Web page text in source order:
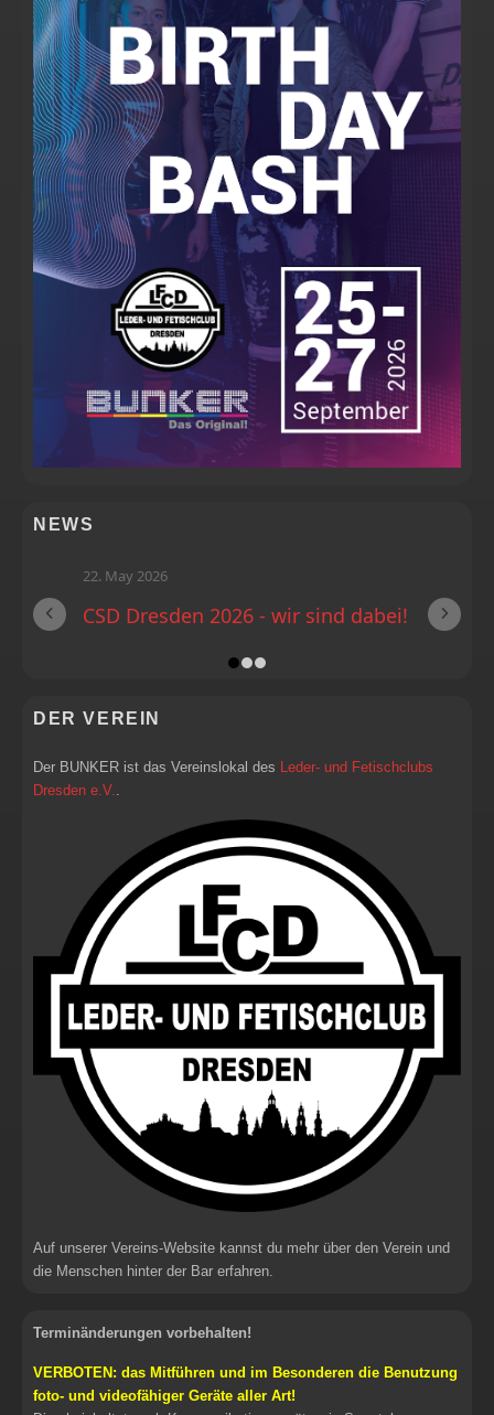
NEWS
22. May 2026
CSD Dresden 2026 - wir sind dabei!
DER VEREIN
Der BUNKER ist das Vereinslokal des Leder- und Fetischclubs
Dresden e.V.
Auf unserer Vereins-Website kannst du mehr über den Verein und
die Menschen hinter der Bar erfahren.
Terminänderungen vorbehalten!
VERBOTEN: das Mitführen und im Besonderen die Benutzung
foto- und videofähiger Geräte aller Art!